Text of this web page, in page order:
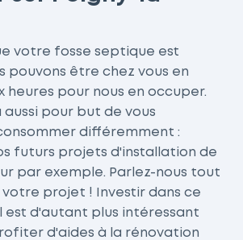
votre fosse septique est
pouvons être chez vous en
heures pour nous en occuper.
aussi pour but de vous
différemment :
futurs projets d'installation de
par exemple. Parlez-nous tout
projet ! Investir dans ce
d'autant plus intéressant
d'aides à la rénovation